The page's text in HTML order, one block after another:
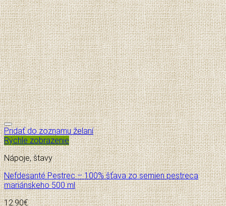
Pridať do zoznamu želaní
Rýchle zobrazenie
Nápoje, štavy
Nefdesanté Pestrec – 100% šťava zo semien pestreca
mariánskeho 500 ml
12.90€